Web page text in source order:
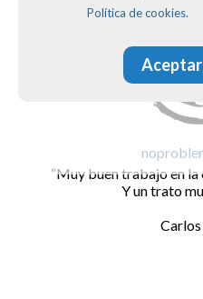
Muy buen trabajo en la
Y un trato
Política de cookies.